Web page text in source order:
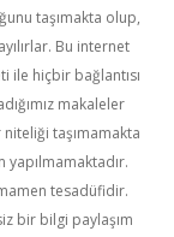
taşımakta olup,
Bu internet
ile hiçbir bağlantısı
makaleler
taşımamakta
yapılmamaktadır.
tesadüfidir.
bir bilgi paylaşım